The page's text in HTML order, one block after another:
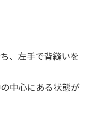
、左手で背縫いを
中心にある状態が